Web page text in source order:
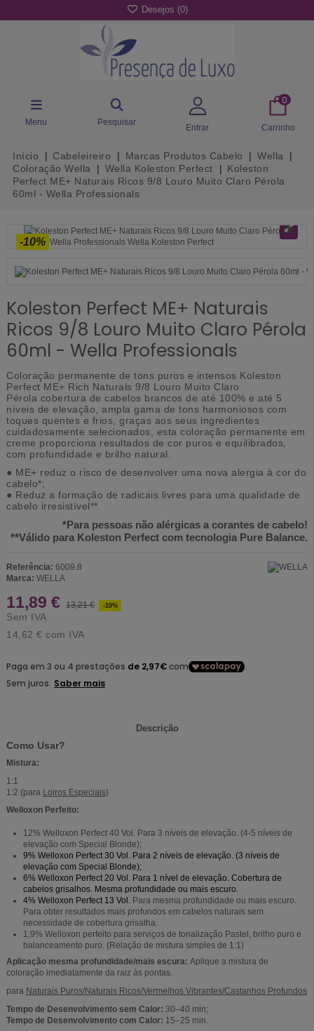
Desejos (0)
Menu Pesquisar
Entrar
0
Carrinho
Início Cabeleireiro Marcas Produtos Cabelo
Wella
Coloração Wella
Wella Koleston Perfect
Koleston
Perfect ME+ Naturais Ricos 9/8 Louro Muito Claro Pérola
60ml - Wella Professionals
-10%
Koleston Perfect ME+ Naturais
Ricos 9/8 Louro Muito Claro Pérola
60ml - Wella Professionals
Coloração permanente de tons puros e intensos Koleston
Perfect ME+ Rich Naturals 9/8 Louro Muito Claro
Pérola cobertura de cabelos brancos de até 100% e até 5
níveis de elevação, ampla gama de tons harmoniosos com
toques quentes e frios, graças aos seus ingredientes
cuidadosamente selecionados, esta coloração permanente em
creme proporciona resultados de cor puros e equilibrados,
com profundidade e brilho natural.
● ME+ reduz o risco de desenvolver uma nova alergia à cor do
cabelo*;
● Reduz a formação de radicais livres para uma qualidade de
cabelo irresistível**
*Para pessoas não alérgicas a corantes de cabelo!
**Válido para Koleston Perfect com tecnologia Pure Balance.
Referência: 6009.8
Marca: WELLA
11,89 € 13,21 € -10%
Sem IVA
14,62 € com IVA
Descrição
Como Usar?
Mistura:
1:1
1:2 (para Loiros Especiais)
Welloxon Perfeito:
12% Welloxon Perfect 40 Vol. Para 3 níveis de elevação. (4-5 níveis de
elevação com Special Blonde);
9% Welloxon Perfect 30 Vol. Para 2 níveis de elevação. (3 níveis de
elevação com Special Blonde);
6% Welloxon Perfect 20 Vol. Para 1 nível de elevação. Cobertura de
cabelos grisalhos. Mesma profundidade ou mais escuro.
4% Welloxon Perfect 13 Vol. Para mesma profundidade ou mais escuro.
Para obter resultados mais profundos em cabelos naturais sem
necessidade de cobertura grisalha.
1,9% Welloxon perfeito para serviços de tonalização Pastel, brilho puro e
balanceamento puro. (Relação de mistura simples de 1:1)
Aplicação mesma profundidade/mais escura: Aplique a mistura de
coloração imediatamente da raiz às pontas.
para Naturais Puros/Naturais Ricos/Vermelhos Vibrantes/Castanhos Profundos
Tempo de Desenvolvimento sem Calor: 30–40 min;
Tempo de Desenvolvimento com Calor: 15–25 min.